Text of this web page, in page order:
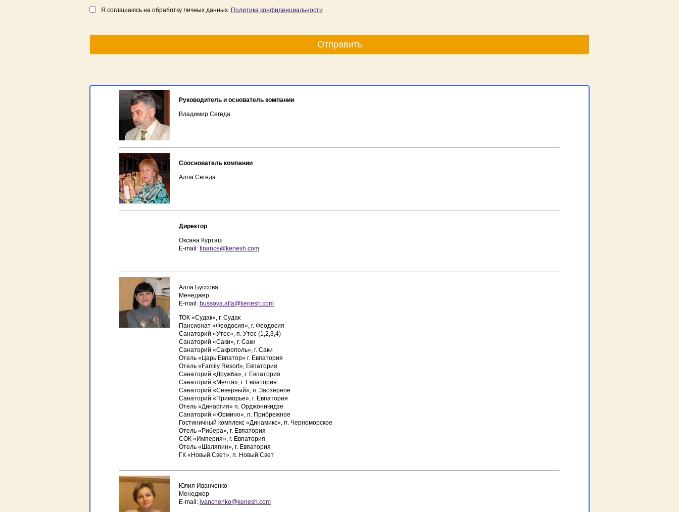
Я соглашаюсь на обработку личных данных. Политика конфиденциальности
Руководитель и основатель компании
Владимир Сегеда
Сооснователь компании
Алла Сегеда
Директор
Оксана Курташ
E-mail: finance@kenesh.com
Алла Буссова
Менеджер
E-mail: bussova.alla@kenesh.com
ТОК «Судак», г. Судак
Пансионат «Феодосия», г. Феодосия
Санаторий «Утес», п. Утес (1,2,3,4)
Санаторий «Саки», г. Саки
Санаторий «Сакрополь», г. Саки
Отель «Царь Евпатор» г. Евпатория
Отель «Family Resort», Евпатория
Санаторий «Дружба», г. Евпатория
Санаторий «Мечта», г. Евпатория
Санаторий «Северный», п. Заозерное
Санаторий «Приморье», г. Евпатория
Отель «Династия» п. Орджоникидзе
Санаторий «Юрмино», п. Прибрежное
Гостиничный комплекс «Динамикс», п. Черноморское
Отель «Рибера», г. Евпатория
СОК «Империя», г. Евпатория
Отель «Шаляпин», г. Евпатория
ГК «Новый Свет», п. Новый Свет
Юлия Иванченко
Менеджер
E-mail: ivanchenko@kenesh.com